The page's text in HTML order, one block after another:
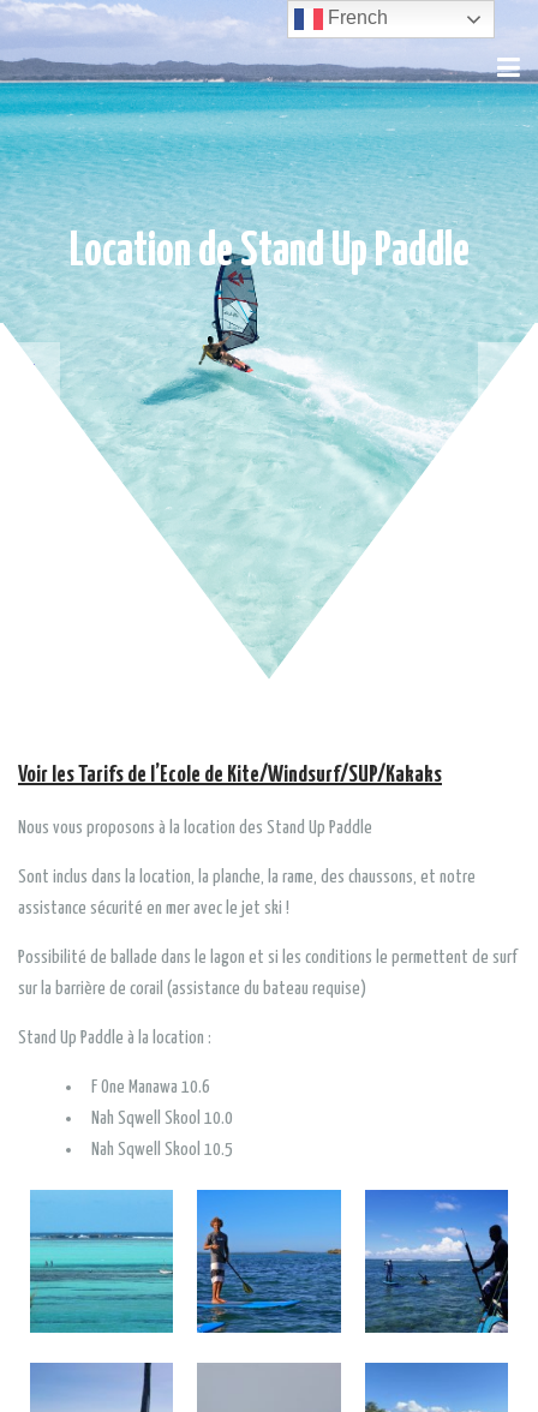
Location de Stand Up Paddle
Voir les Tarifs de l’Ecole de Kite/Windsurf/SUP/Kakaks
Nous vous proposons à la location des Stand Up Paddle
Sont inclus dans la location, la planche, la rame, des chaussons, et notre
assistance sécurité en mer avec le jet ski !
Possibilité de ballade dans le lagon et si les conditions le permettent de surf
sur la barrière de corail (assistance du bateau requise)
Stand Up Paddle à la location :
F One Manawa 10.6
Nah Sqwell Skool 10.0
Nah Sqwell Skool 10.5
French